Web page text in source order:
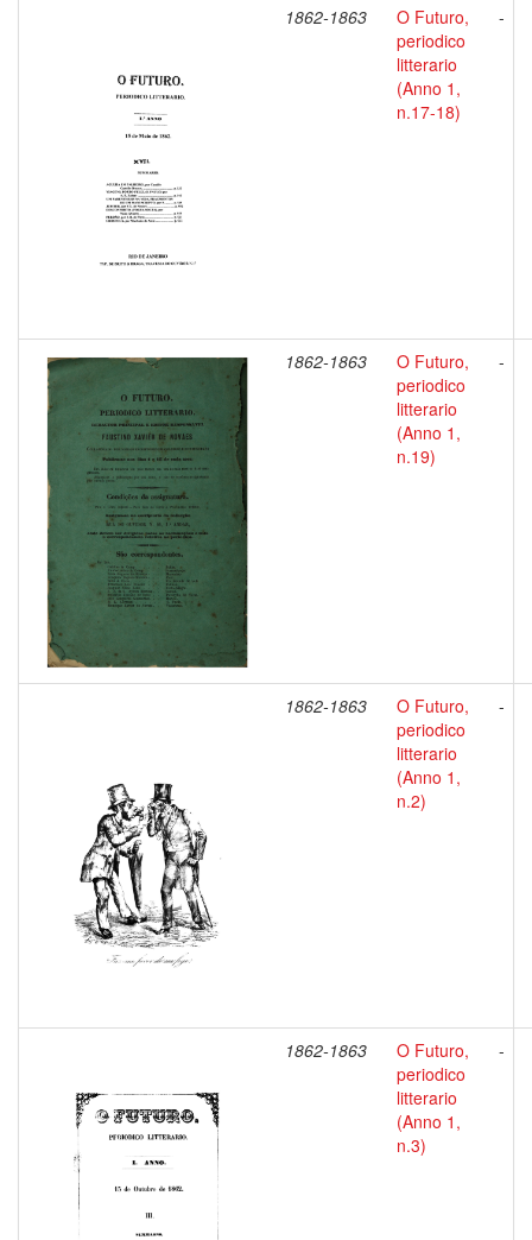
1862-1863
O Futuro,
periodico
litterario
(Anno 1,
n.17-18)
-
1862-1863
O Futuro,
periodico
litterario
(Anno 1,
n.19)
-
1862-1863
O Futuro,
periodico
litterario
(Anno 1,
n.2)
-
1862-1863
O Futuro,
periodico
litterario
(Anno 1,
n.3)
-